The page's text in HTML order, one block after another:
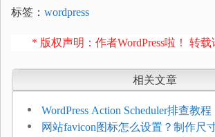
标签： wordpress
* 版权声明：作者WordPress啦！ 转载
相关文章
WordPress Action Scheduler排查教
压和订单延迟
网站favicon图标怎么设置？制作尺